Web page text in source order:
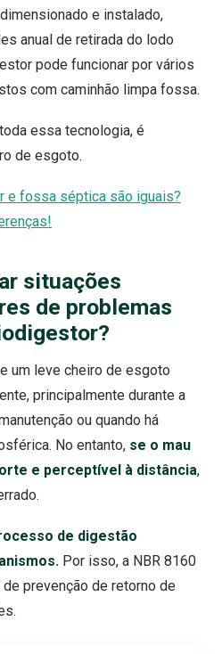
e instalado,
anual de retirada do lodo
pode funcionar por vários
com caminhão limpa fossa.
essa tecnologia, é
de esgoto.
e fossa séptica são iguais?
situações
de problemas
um leve cheiro de esgoto
principalmente durante a
ou quando há
No entanto, se o mau
e perceptível à distância,
de digestão
Por isso, a NBR 8160
prevenção de retorno de